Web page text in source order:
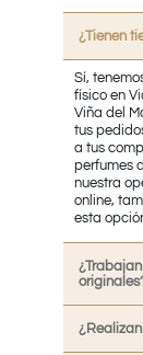
¿Tienen
Sí,
físico en
Viña del
tus
a tus
perfumes
nuestra
online,
esta